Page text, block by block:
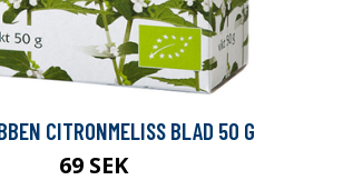
CITRONMELISS BLAD 50 G
69 SEK